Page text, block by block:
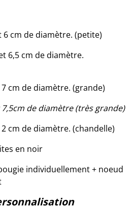
6 cm de diamètre. (petite)
6,5 cm de diamètre.
cm de diamètre. (grande)
de diamètre (très grande)
cm de diamètre. (chandelle)
en noir
individuellement + noeud